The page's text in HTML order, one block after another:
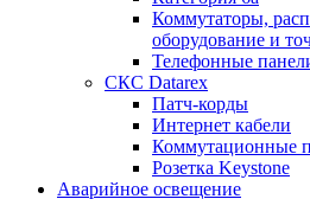
Коммутаторы,
оборудование и
Телефонные
СКС Datarex
Патч-корды
Интернет кабели
Коммутационные
Розетка Keystone
Аварийное освещение